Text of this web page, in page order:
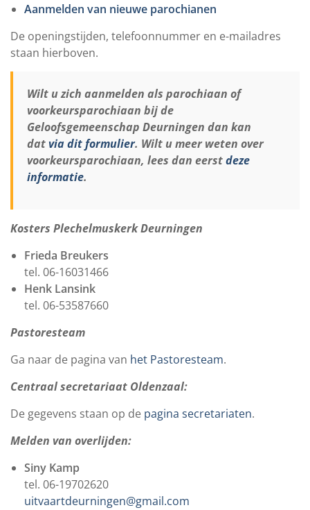
Aanmelden van nieuwe parochianen
De openingstijden, telefoonnummer en e-mailadres
staan hierboven.
Wilt u zich aanmelden als parochiaan of
voorkeursparochiaan bij de
Geloofsgemeenschap Deurningen dan kan
datvia dit formulier. Wilt u meer weten over
voorkeursparochiaan, lees dan eerstdeze
informatie.
Kosters Plechelmuskerk Deurningen
Frieda Breukers
tel. 06-16031466
Henk Lansink
tel. 06-53587660
Pastoresteam
Ga naar de pagina van het Pastoresteam.
Centraal secretariaat Oldenzaal:
De gegevens staan op de pagina secretariaten.
Melden van overlijden:
Siny Kamp
tel. 06-19702620
uitvaartdeurningen@gmail.com